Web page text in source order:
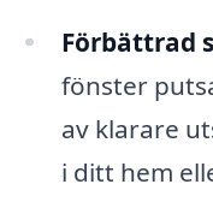
Förbättrad
fönster
av klarare
i ditt hem